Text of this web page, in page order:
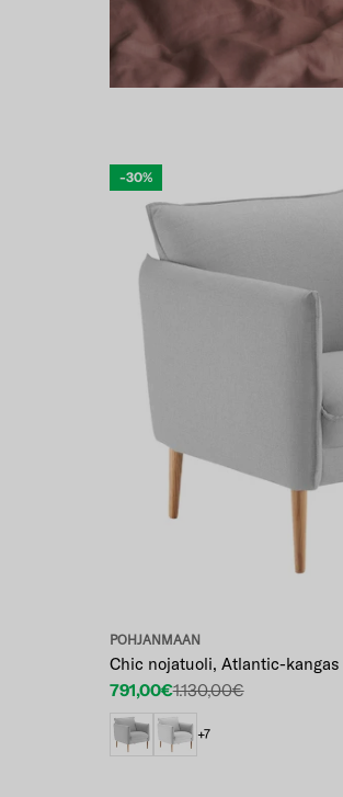
-30%
POHJANMAAN
Chic nojatuoli, Atlantic-kangas
Etuhinta
791,00€
Normaalihinta
1.130,00€
+7